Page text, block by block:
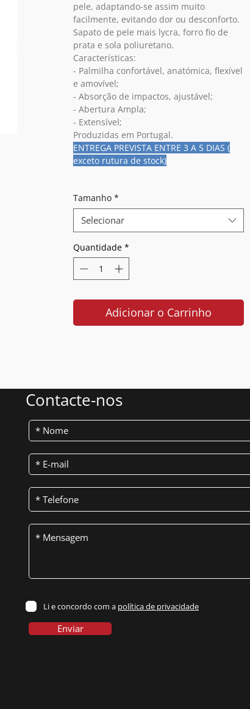
pele, adaptando-se assim muito
facilmente, evitando dor ou desconforto.
Sapato de pele mais lycra, forro fio de
prata e sola poliuretano.
Características:
- Palmilha confortável, anatómica, flexível
e amovível;
- Absorção de impactos, ajustável;
- Abertura Ampla;
- Extensível;
Produzidas em Portugal.
ENTREGA PREVISTA ENTRE 3 A 5 DIAS (
exceto rutura de stock)
Tamanho *
Selecionar
Quantidade *
Adicionar o Carrinho
Contacte-nos
Li e concordo com a política de privacidade
Enviar